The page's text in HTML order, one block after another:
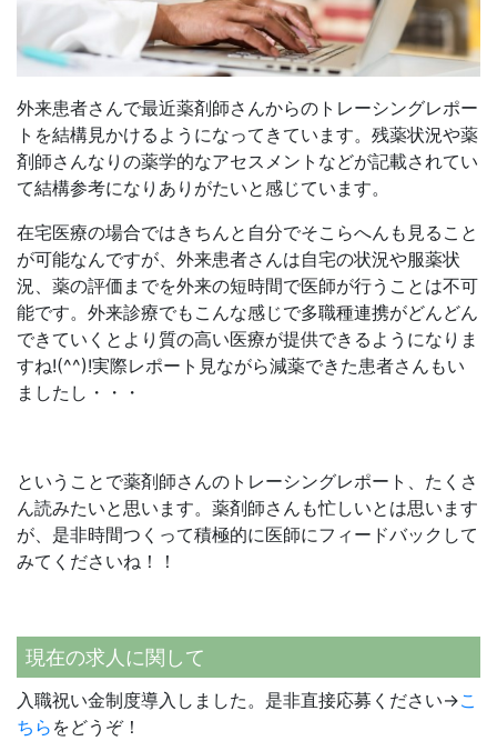
外来患者さんで最近薬剤師さんからのトレーシングレポー
トを結構見かけるようになってきています。残薬状況や薬
剤師さんなりの薬学的なアセスメントなどが記載されてい
て結構参考になりありがたいと感じています。
在宅医療の場合ではきちんと自分でそこらへんも見ること
が可能なんですが、外来患者さんは自宅の状況や服薬状
況、薬の評価までを外来の短時間で医師が行うことは不可
能です。外来診療でもこんな感じで多職種連携がどんどん
できていくとより質の高い医療が提供できるようになりま
すね!(^^)!実際レポート見ながら減薬できた患者さんもい
ましたし・・・
ということで薬剤師さんのトレーシングレポート、たくさ
ん読みたいと思います。薬剤師さんも忙しいとは思います
が、是非時間つくって積極的に医師にフィードバックして
みてくださいね！！
現在の求人に関して
入職祝い金制度導入しました。是非直接応募ください→こ
ちら をどうぞ！